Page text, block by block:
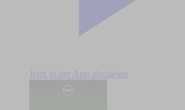
Jetzt in der App abspielen